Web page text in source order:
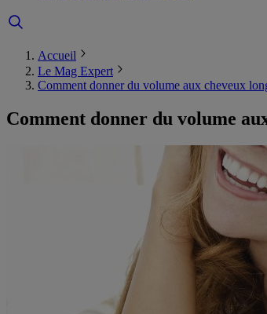
Accueil
Le Mag Expert
Comment donner du volume aux cheveux
Comment donner du volume